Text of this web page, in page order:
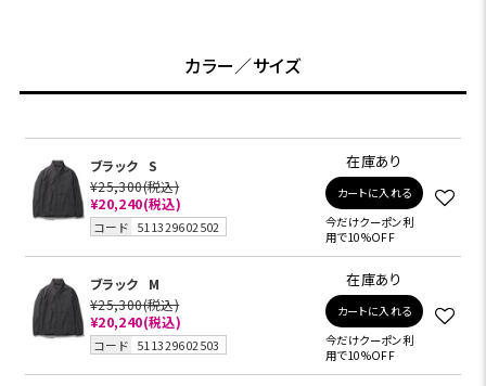
カラー／サイズ
ブラック
S
¥25,300(税込)
¥20,240(税込)
コード 511329602502
在庫あり
カートに入れる
今だけクーポン利
用で10%OFF
ブラック
M
¥25,300(税込)
¥20,240(税込)
コード 511329602503
在庫あり
カートに入れる
今だけクーポン利
用で10%OFF